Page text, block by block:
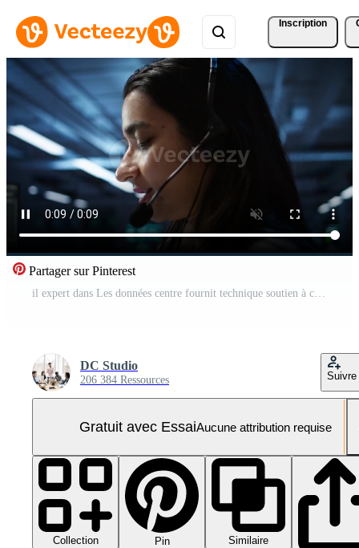
Inscription
Partager sur Pinterest
il expert dans Les données centre fournit technique soutien à clients, dépannage questions, proche en haut. serveur pièce employé porter en dehors opérationnel technique interventions demandé par clients, caméra b Vidéo Pro
DC Studio
206 384 Ressources Suivre
Gratuit avec EssaiAucune attribution requise
Collection Pin
Similaire